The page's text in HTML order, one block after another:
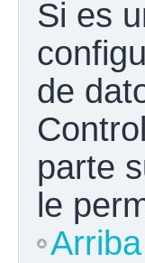
Si es
de
parte
le
Arriba